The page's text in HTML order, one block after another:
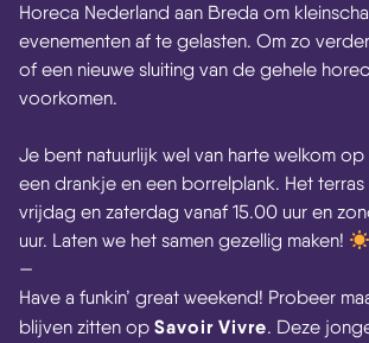
Horeca Nederland aan Breda om
evenementen af te gelasten. Om zo
of een nieuwe sluiting van de gehele
voorkomen.
Je bent natuurlijk wel van harte welkom
een drankje en een borrelplank. Het
vrijdag en zaterdag vanaf 15.00 uur en
uur. Laten we het samen gezellig maken!
—
Have a funkin’ great weekend! Probeer
blijven zitten op Savoir Vivre. Deze